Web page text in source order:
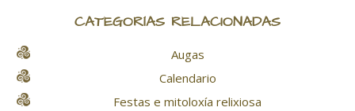
CATEGORÍAS RELACIONADAS
Augas
Calendario
Festas e mitoloxía relixiosa